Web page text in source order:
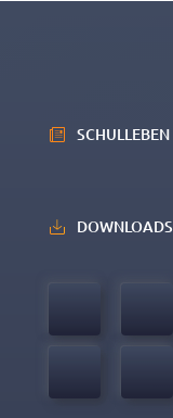
SCHULLEBEN
DOWNLOADS